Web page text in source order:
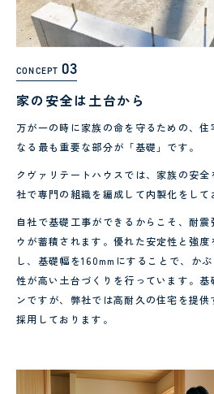
CONCEPT 03
家の安全は土台から
万が一の時に家族の命を守るための、住
なる最も重要な部分が「基礎」です。
クヴァリテートハウスでは、家族の安
社で専門の組織を編成して内製化をして
自社で基礎工事ができるからこそ、耐
ウが蓄積されます。優れた安定性と強
し、基礎幅を160mmにすることで、か
性が高い土台づくりを行っています。基
ンですが、弊社では高耐久の住宅を提
採用しております。